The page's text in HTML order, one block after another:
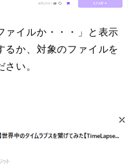
ァイルか・・・」と表示
るか、対象のファイルを
い。